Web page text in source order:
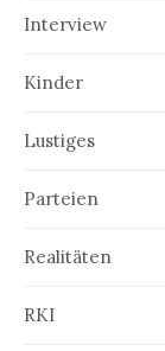
Interview
Kinder
Lustiges
Parteien
Realitäten
RKI